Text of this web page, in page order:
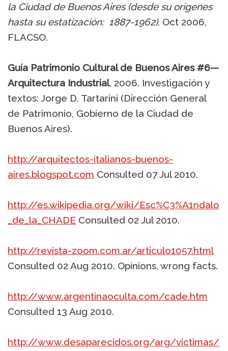
la Ciudad de Buenos Aires (desde su orígenes
hasta su estatización: 1887-1962), Oct 2006,
FLACSO.
Guía Patrimonio Cultural de Buenos Aires #6—
Arquitectura Industrial, 2006. Investigación y
textos: Jorge D. Tartarini (Dirección General
de Patrimonio, Gobierno de la Ciudad de
Buenos Aires).
http://arquitectos-italianos-buenos-
aires.blogspot.com Consulted 07 Jul 2010.
http://es.wikipedia.org/wiki/Esc%C3%A1ndalo
_de_la_CHADE Consulted 02 Jul 2010.
http://revista-zoom.com.ar/articulo1057.html
Consulted 02 Aug 2010. Opinions, wrong facts.
http://www.argentinaoculta.com/cade.htm
Consulted 13 Aug 2010.
http://www.desaparecidos.org/arg/victimas/